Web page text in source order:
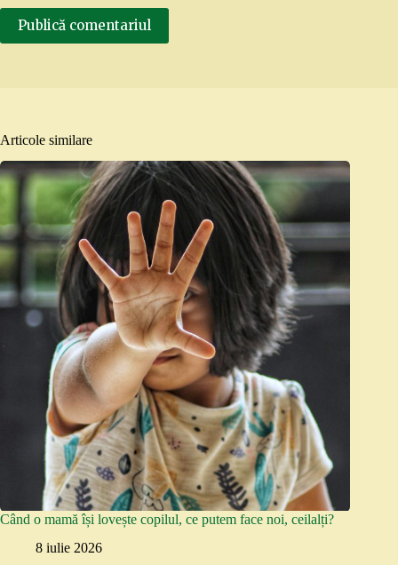
Publică comentariul
Articole similare
Când o mamă își lovește copilul, ce putem face noi, ceilalți?
8 iulie 2026